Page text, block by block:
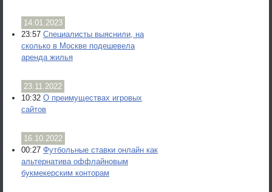
14.01.2023
23:57 Специалисты выяснили, на
сколько в Москве подешевела
аренда жилья
23.11.2022
10:32 О преимуществах игровых
сайтов
16.10.2022
00:27 Футбольные ставки онлайн как
альтернатива оффлайновым
букмекерским конторам